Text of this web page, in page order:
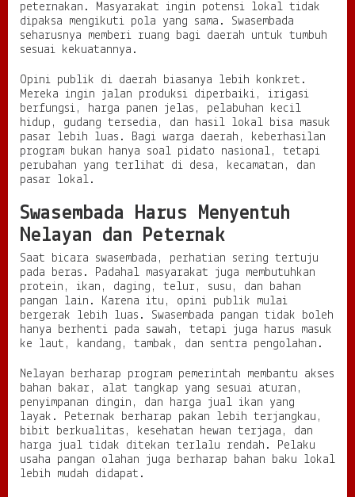
peternakan. Masyarakat ingin potensi lokal tidak
dipaksa mengikuti pola yang sama. Swasembada
seharusnya memberi ruang bagi daerah untuk tumbuh
sesuai kekuatannya.
Opini publik di daerah biasanya lebih konkret.
Mereka ingin jalan produksi diperbaiki, irigasi
berfungsi, harga panen jelas, pelabuhan kecil
hidup, gudang tersedia, dan hasil lokal bisa masuk
pasar lebih luas. Bagi warga daerah, keberhasilan
program bukan hanya soal pidato nasional, tetapi
perubahan yang terlihat di desa, kecamatan, dan
pasar lokal.
Swasembada Harus Menyentuh
Nelayan dan Peternak
Saat bicara swasembada, perhatian sering tertuju
pada beras. Padahal masyarakat juga membutuhkan
protein, ikan, daging, telur, susu, dan bahan
pangan lain. Karena itu, opini publik mulai
bergerak lebih luas. Swasembada pangan tidak boleh
hanya berhenti pada sawah, tetapi juga harus masuk
ke laut, kandang, tambak, dan sentra pengolahan.
Nelayan berharap program pemerintah membantu akses
bahan bakar, alat tangkap yang sesuai aturan,
penyimpanan dingin, dan harga jual ikan yang
layak. Peternak berharap pakan lebih terjangkau,
bibit berkualitas, kesehatan hewan terjaga, dan
harga jual tidak ditekan terlalu rendah. Pelaku
usaha pangan olahan juga berharap bahan baku lokal
lebih mudah didapat.